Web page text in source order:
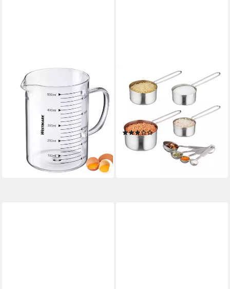
WESTMARK
Messbecher aus Glas –
mikrowellengeeignet,
temperaturbeständig, 0,5
UVP 14,49 €
lieferbar - in 2-3 Werktagen bei dir
Messbecher 8-tlg.
Messbecher und Messlöffel
Set, Edelstahl, (Messbecher-
und Messlöffel-Set, 8-St)
(5)
14,99 € UVP29,99 €
lieferbar - in 2-3 Werktagen bei dir